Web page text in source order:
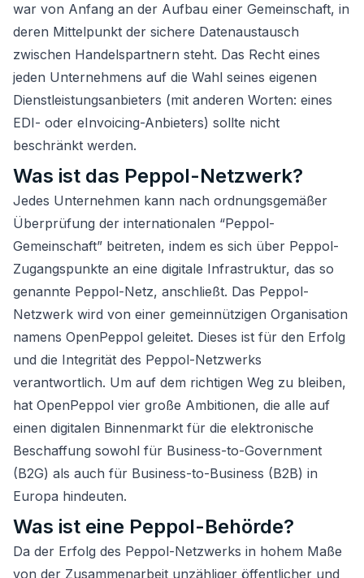
war von Anfang an der Aufbau einer Gemeinschaft, in
deren Mittelpunkt der sichere Datenaustausch
zwischen Handelspartnern steht. Das Recht eines
jeden Unternehmens auf die Wahl seines eigenen
Dienstleistungsanbieters (mit anderen Worten: eines
EDI- oder eInvoicing-Anbieters) sollte nicht
beschränkt werden.
Was ist das Peppol-Netzwerk?
Jedes Unternehmen kann nach ordnungsgemäßer
Überprüfung der internationalen “Peppol-
Gemeinschaft” beitreten, indem es sich über Peppol-
Zugangspunkte an eine digitale Infrastruktur, das so
genannte Peppol-Netz, anschließt. Das Peppol-
Netzwerk wird von einer gemeinnützigen Organisation
namens OpenPeppol geleitet. Dieses ist für den Erfolg
und die Integrität des Peppol-Netzwerks
verantwortlich. Um auf dem richtigen Weg zu bleiben,
hat OpenPeppol vier große Ambitionen, die alle auf
einen digitalen Binnenmarkt für die elektronische
Beschaffung sowohl für Business-to-Government
(B2G) als auch für Business-to-Business (B2B) in
Europa hindeuten.
Was ist eine Peppol-Behörde?
Da der Erfolg des Peppol-Netzwerks in hohem Maße
von der Zusammenarbeit unzähliger öffentlicher und